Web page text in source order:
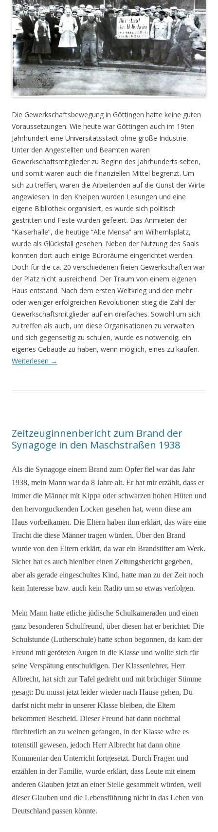
Die Gewerkschaftsbewegung in Göttingen hatte keine guten
Voraussetzungen. Wie heute war Göttingen auch im 19ten
Jahrhundert eine Universitätsstadt ohne große Industrie.
Unter den Angestellten und Beamten waren
Gewerkschaftsmitglieder zu Beginn des Jahrhunderts selten,
und somit waren auch die finanziellen Mittel begrenzt. Um
sich zu treffen, waren die Arbeitenden auf die Gunst der Wirte
angewiesen. In den Kneipen wurden Lesungen und eine
eigene Bibliothek organisiert, es wurde sich politisch
gestritten und Feste wurden gefeiert. Das Anmieten der
“Kaiserhalle”, die heutige “Alte Mensa” am Wilhemlsplatz,
wurde als Glücksfall gesehen. Neben der Nutzung des Saals
konnten dort auch einige Büroräume eingerichtet werden.
Doch für die ca. 20 verschiedenen freien Gewerkschaften war
der Platz nicht ausreichend. Der Traum von einem eigenen
Haus entstand. Nach dem ersten Weltkrieg und den mehr
oder weniger erfolgreichen Revolutionen stieg die Zahl der
Gewerkschaftsmitglieder auf ein dreifaches. Sowohl um sich
zu treffen als auch, um diese Organisationen zu verwalten
und sich gegenseitig zu schulen, wurde es notwendig, ein
eigenes Gebäude zu haben, wenn möglich, eines zu kaufen.
Weiterlesen →
Zeitzeuginnenbericht zum Brand der
Synagoge in den Maschstraßen 1938
Als die Synagoge einem Brand zum Opfer fiel war das Jahr
1938, mein Mann war da 8 Jahre alt. Er hat mir erzählt, dass er
immer die Männer mit Kippa oder schwarzen hohen Hüten und
den hervorguckenden Locken gesehen hat, wenn diese am
Haus vorbeikamen. Die Eltern haben ihm erklärt, das wäre eine
Tracht die diese Männer tragen würden. Über den Brand
wurde von den Eltern erklärt, da war ein Brandstifter am Werk.
Sicher hat es auch hierüber einen Zeitungsbericht gegeben,
aber als gerade eingeschultes Kind, hatte man zu der Zeit noch
kein Interesse bzw. auch kein Radio um so etwas verfolgen.
Mein Mann hatte etliche jüdische Schulkameraden und einen
ganz besonderen Schulfreund, über diesen hat er berichtet. Die
Schulstunde (Lutherschule) hatte schon begonnen, da kam der
Freund mit geröteten Augen in die Klasse und wollte sich für
seine Verspätung entschuldigen. Der Klassenlehrer, Herr
Albrecht, hat sich zur Tafel gedreht und mit brüchiger Stimme
gesagt: Du musst jetzt leider wieder nach Hause gehen, Du
darfst nicht mehr in unserer Klasse bleiben, die Eltern
bekommen Bescheid. Dieser Freund hat dann nochmal
fürchterlich an zu weinen gefangen, in der Klasse wäre es
totenstill gewesen, jedoch Herr Albrecht hat dann ohne
Kommentar den Unterricht fortgesetzt. Durch Fragen und
erzählen in der Familie, wurde erklärt, dass Leute mit einem
anderen Glauben jetzt an einer Stelle gesammelt würden, weil
dieser Glauben und die Lebensführung nicht in das Leben von
Deutschland passen könnte.